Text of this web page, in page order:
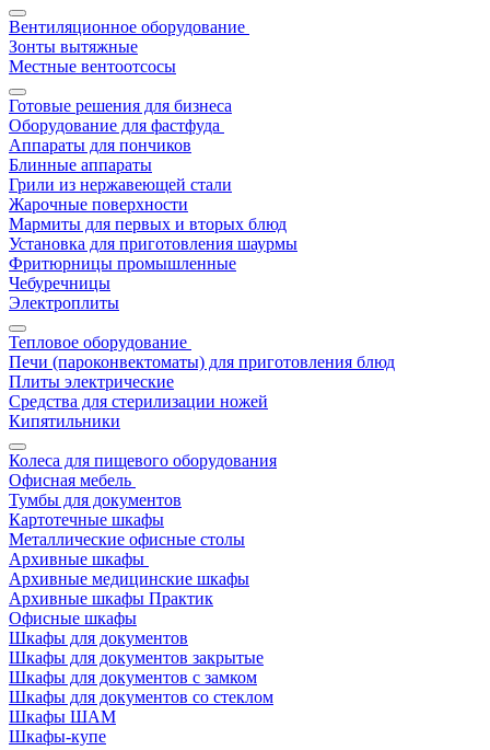
Вентиляционное оборудование
Зонты вытяжные
Местные вентоотсосы
Готовые решения для бизнеса
Оборудование для фастфуда
Аппараты для пончиков
Блинные аппараты
Грили из нержавеющей стали
Жарочные поверхности
Мармиты для первых и вторых блюд
Установка для приготовления шаурмы
Фритюрницы промышленные
Чебуречницы
Электроплиты
Тепловое оборудование
Печи (пароконвектоматы) для приготовления блюд
Плиты электрические
Средства для стерилизации ножей
Кипятильники
Колеса для пищевого оборудования
Офисная мебель
Тумбы для документов
Картотечные шкафы
Металлические офисные столы
Архивные шкафы
Архивные медицинские шкафы
Архивные шкафы Практик
Офисные шкафы
Шкафы для документов
Шкафы для документов закрытые
Шкафы для документов с замком
Шкафы для документов со стеклом
Шкафы ШАМ
Шкафы-купе